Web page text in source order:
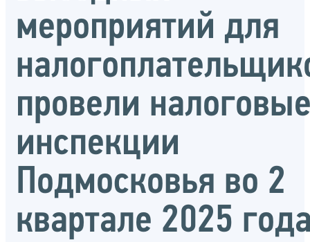
мероприятий для
провели
инспекции
Подмосковья во 2
квартале 2025